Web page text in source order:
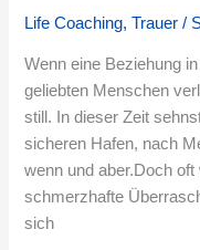
Life Coaching,Trauer /
Wenn eine Beziehung
geliebten Menschen
still. In dieser Zeit
sicheren Hafen, nach
wenn und aber.Doch
schmerzhafte
sich
Weizen:
mit
Freunden,
die
Dich
ghosten
und
schlechten